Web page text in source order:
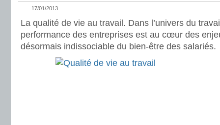
17/01/2013
La qualité de vie au travail. Dans l’univers du
performance des entreprises est au cœur des
désormais indissociable du bien-être des salariés.